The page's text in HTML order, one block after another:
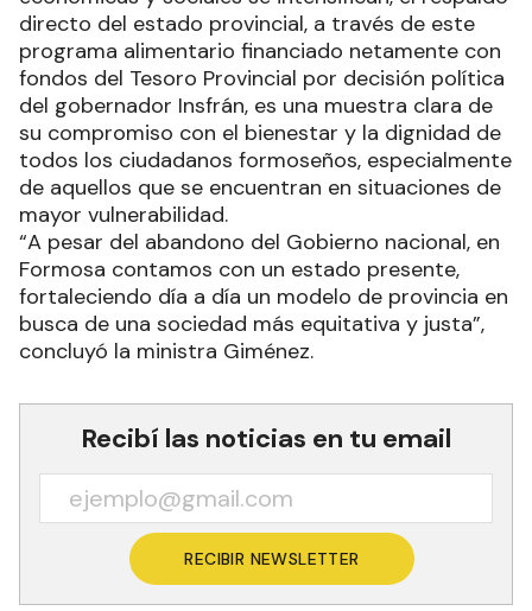
directo del estado provincial, a través de este
programa alimentario financiado netamente con
fondos del Tesoro Provincial por decisión política
del gobernador Insfrán, es una muestra clara de
su compromiso con el bienestar y la dignidad de
todos los ciudadanos formoseños, especialmente
de aquellos que se encuentran en situaciones de
mayor vulnerabilidad.
“A pesar del abandono del Gobierno nacional, en
Formosa contamos con un estado presente,
fortaleciendo día a día un modelo de provincia en
busca de una sociedad más equitativa y justa”,
concluyó la ministra Giménez.
Recibí las noticias en tu email
RECIBIR NEWSLETTER